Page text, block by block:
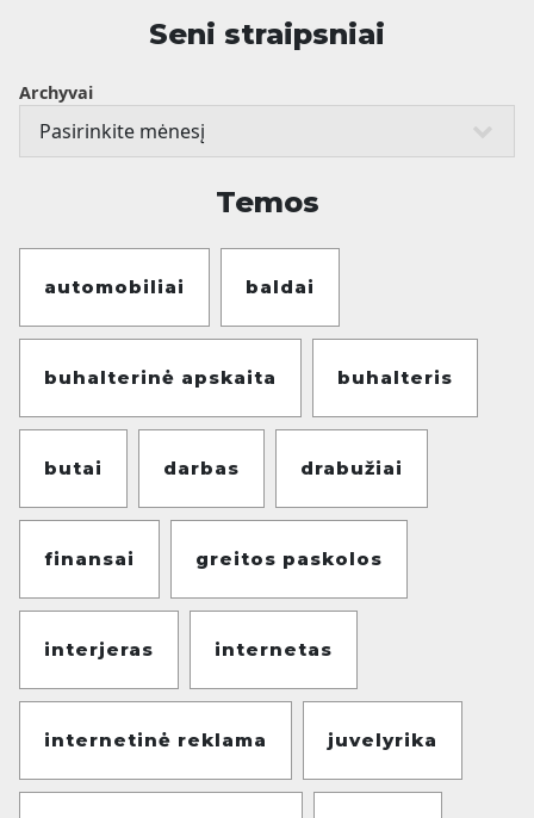
Seni straipsniai
Archyvai
Temos
automobiliai baldai
buhalterinė apskaita buhalteris
butai darbas drabužiai
finansai greitos paskolos
interjeras internetas
internetinė reklama juvelyrika